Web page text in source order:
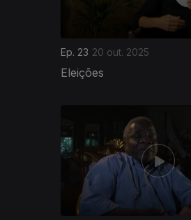
Ep. 23 20 out. 2025
Eleições